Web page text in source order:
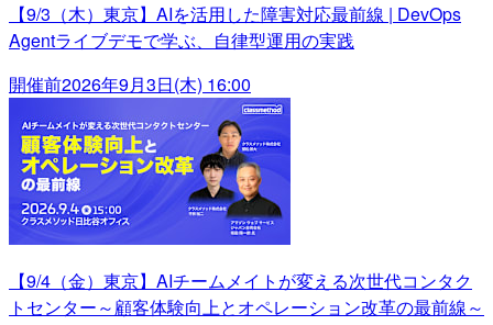
【9/3（木）東京】AIを活用した障害対応最前線 | DevOps
Agentライブデモで学ぶ、自律型運用の実践
開催前2026年9月3日(木) 16:00
【9/4（金）東京】AIチームメイトが変える次世代コンタク
トセンター～顧客体験向上とオペレーション改革の最前線～